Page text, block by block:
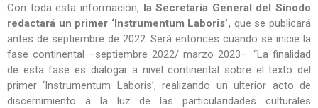
Con toda esta información, la Secretaría General del Sínodo
redactará un primer ‘Instrumentum Laboris’, que se publicará
antes de septiembre de 2022. Será entonces cuando se inicie la
fase continental –septiembre 2022/ marzo 2023–. “La finalidad
de esta fase es dialogar a nivel continental sobre el texto del
primer ‘Instrumentum Laboris’, realizando un ulterior acto de
discernimiento a la luz de las particularidades culturales